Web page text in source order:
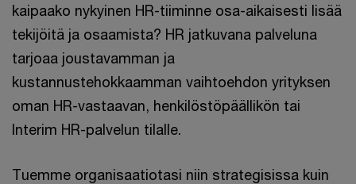
kaipaako nykyinen HR-tiiminne osa-aikaisesti lisää
tekijöitä ja osaamista? HR jatkuvana palveluna
tarjoaa joustavamman ja
kustannustehokkaamman vaihtoehdon yrityksen
oman HR-vastaavan, henkilöstöpäällikön tai
Interim HR-palvelun tilalle.
Tuemme organisaatiotasi niin strategisissa kuin